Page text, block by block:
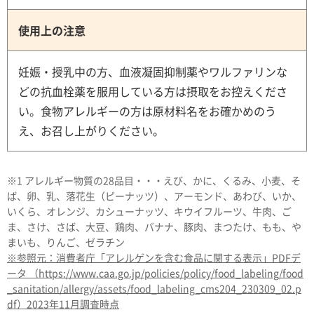
使用上の注意
妊娠・授乳中の方、血液凝固抑制薬やワルファリンな
どの抗血栓薬を服用している方は摂取をお控えくださ
い。食物アレルギーの方は原材料名をお確かめのう
え、お召し上がりください。
※1 アレルギー物質の28品目・・・えび、かに、くるみ、小麦、そ
ば、卵、乳、落花生（ピーナッツ）、アーモンド、あわび、いか、
いくら、オレンジ、カシューナッツ、キウイフルーツ、牛肉、ご
ま、さけ、さば、大豆、鶏肉、バナナ、豚肉、まつたけ、もも、や
まいも、りんご、ゼラチン
※参照元：消費者庁「アレルゲンを含む食品に関する表示」PDFデ
ータ （https://www.caa.go.jp/policies/policy/food_labeling/food
_sanitation/allergy/assets/food_labeling_cms204_230309_02.p
df）2023年11月調査時点